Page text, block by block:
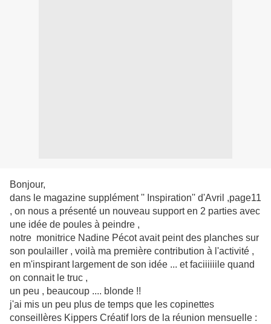
Bonjour,
dans le magazine supplément '' Inspiration'' d'Avril ,page11
, on nous a présenté un nouveau support en 2 parties avec
une idée de poules à peindre ,
notre monitrice Nadine Pécot avait peint des planches sur
son poulailler , voilà ma première contribution à l'activité ,
en m'inspirant largement de son idée ... et faciiiiiile quand
on connait le truc ,
un peu , beaucoup .... blonde !!
j'ai mis un peu plus de temps que les copinettes
conseillères Kippers Créatif lors de la réunion mensuelle :